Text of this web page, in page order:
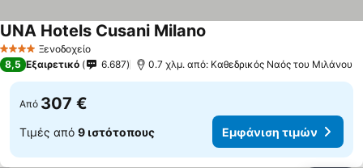
4 ΑστέριαΞενοδοχείο
UNA Hotels Cusani Milano
8,5 Εξαιρετικό 6.687 0.7 χλμ. από: Καθεδρικός Ναός του Μιλάνου
Από 307 €
Τιμές από 9 ιστότοπους Εμφάνιση τιμών